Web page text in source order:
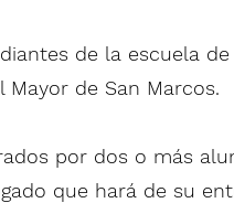
de la escuela
Mayor de San Marcos.
por dos o más
que hará de su